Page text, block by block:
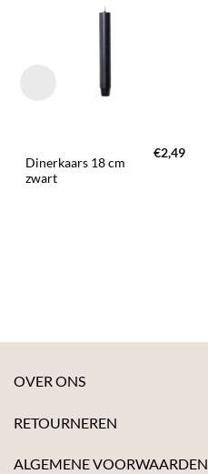
Dinerkaars 18 cm
zwart
€2,49
OVER ONS
RETOURNEREN
ALGEMENE VOORWAARDEN